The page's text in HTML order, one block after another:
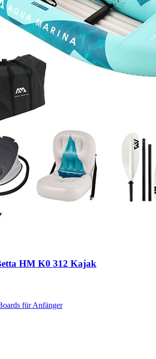
HM K0 312 Kajak
für Anfänger